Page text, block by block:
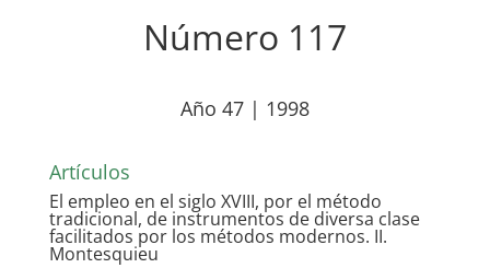
Número 117
Año 47 | 1998
Artículos
El empleo en el siglo XVIII, por el método
tradicional, de instrumentos de diversa clase
facilitados por los métodos modernos. II.
Montesquieu